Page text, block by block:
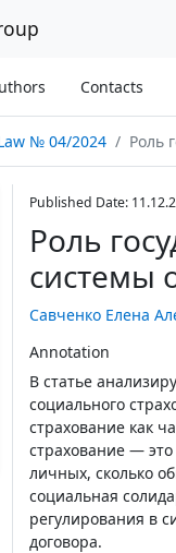
Contacts
№ 04/2024 Роль
Published Date:
Роль
системы
Савченко Елена
Annotation
В статье
социального
страхование как
страхование —
личных, сколько
социальная
регулирования в
договора.